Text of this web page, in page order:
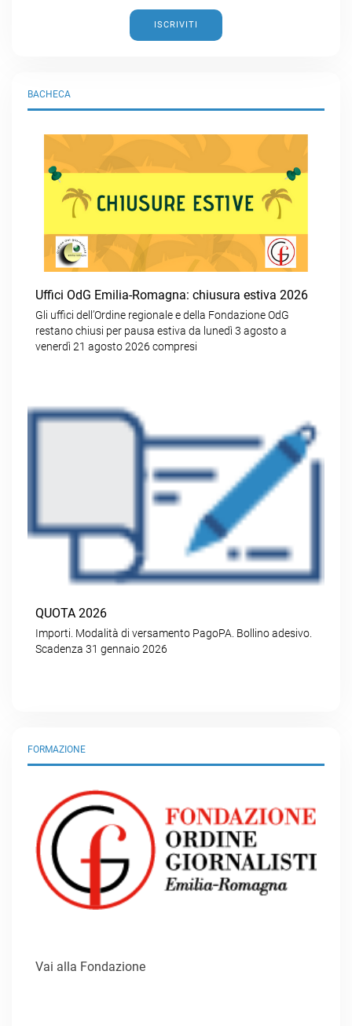
BACHECA
Uffici OdG Emilia-Romagna: chiusura estiva 2026
Gli uffici dell’Ordine regionale e della Fondazione OdG
restano chiusi per pausa estiva da lunedì 3 agosto a
venerdì 21 agosto 2026 compresi
QUOTA 2026
Importi. Modalità di versamento PagoPA. Bollino adesivo.
Scadenza 31 gennaio 2026
ISCRIVITI
FORMAZIONE
Vai alla Fondazione